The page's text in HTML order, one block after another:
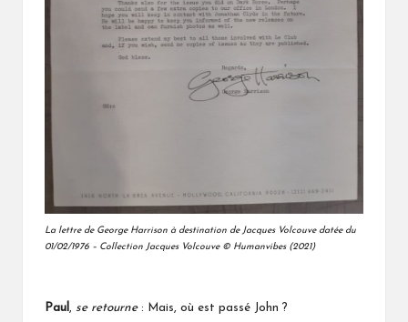
La lettre de George Harrison à destination de Jacques Volcouve datée du
01/02/1976 – Collection Jacques Volcouve © Humanvibes (2021)
Paul , se retourne: Mais, où est passé John ?